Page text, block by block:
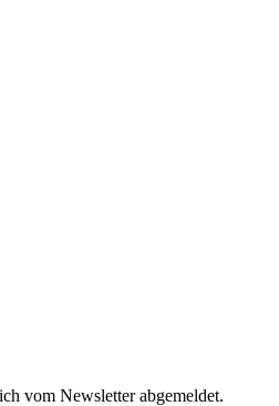
vom Newsletter abgemeldet.